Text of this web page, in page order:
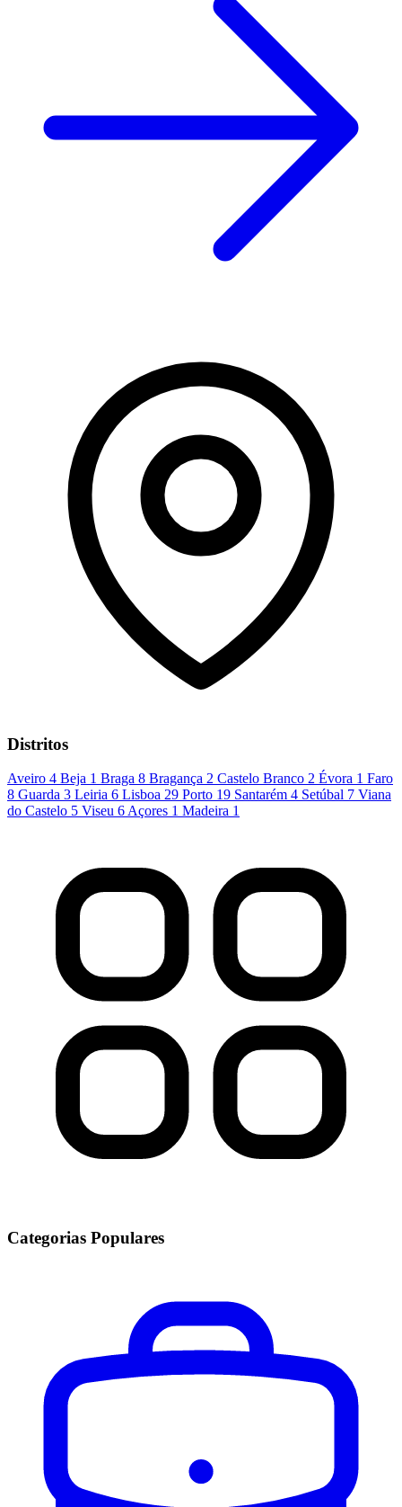
Distritos
Aveiro 4 Beja 1 Braga 8 Bragança 2 Castelo Branco 2 Évora 1 Faro
8 Guarda 3 Leiria 6 Lisboa 29 Porto 19 Santarém 4 Setúbal 7 Viana
do Castelo 5 Viseu 6 Açores 1 Madeira 1
Categorias Populares